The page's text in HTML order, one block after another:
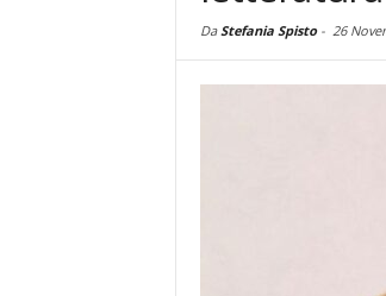
DaStefania Spisto- 26